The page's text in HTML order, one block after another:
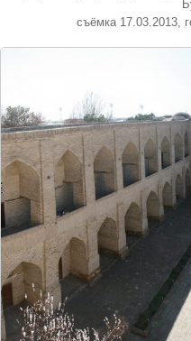
съёмка 17.03.2013,